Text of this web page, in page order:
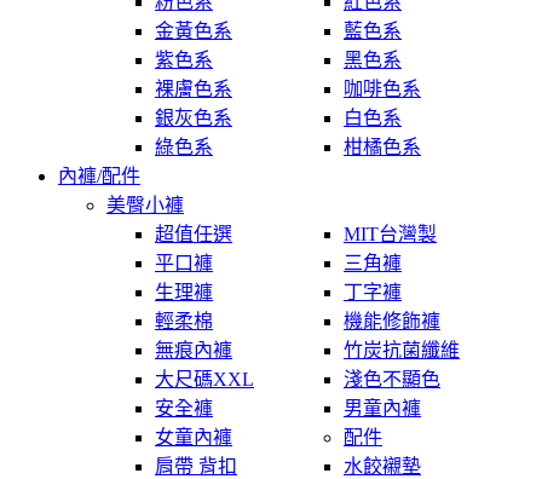
金黃色系
藍色系
紫色系
黑色系
裸膚色系
咖啡色系
銀灰色系
白色系
綠色系
柑橘色系
內褲/配件
美臀小褲
超值任選
MIT台灣製
平口褲
三角褲
生理褲
丁字褲
輕柔棉
機能修飾褲
無痕內褲
竹炭抗菌纖維
大尺碼XXL
淺色不顯色
安全褲
男童內褲
女童內褲
配件
肩帶 背扣
水餃襯墊